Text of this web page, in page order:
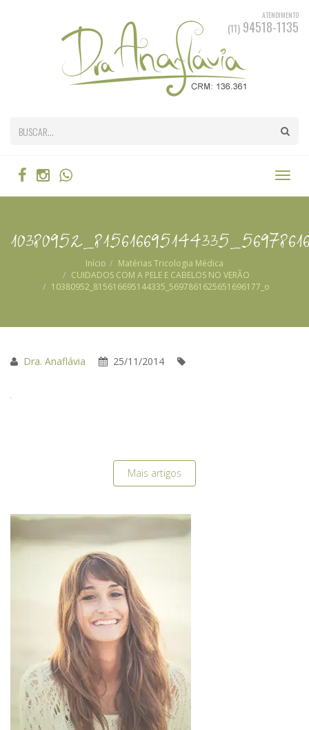
ATENDIMENTO
(11) 94518-1135
Início MatériasTricologia Médica
CUIDADOS COM A PELE E CABELOS NO VERÃO
10380952_815616695144335_5697861625651696177_o
Dra. Anaflávia 25/11/2014
Mais artigos